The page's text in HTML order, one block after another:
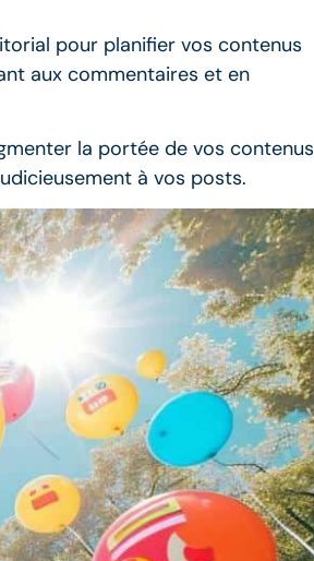
pour planifier vos contenus
aux commentaires et en
la portée de vos contenus
à vos posts.